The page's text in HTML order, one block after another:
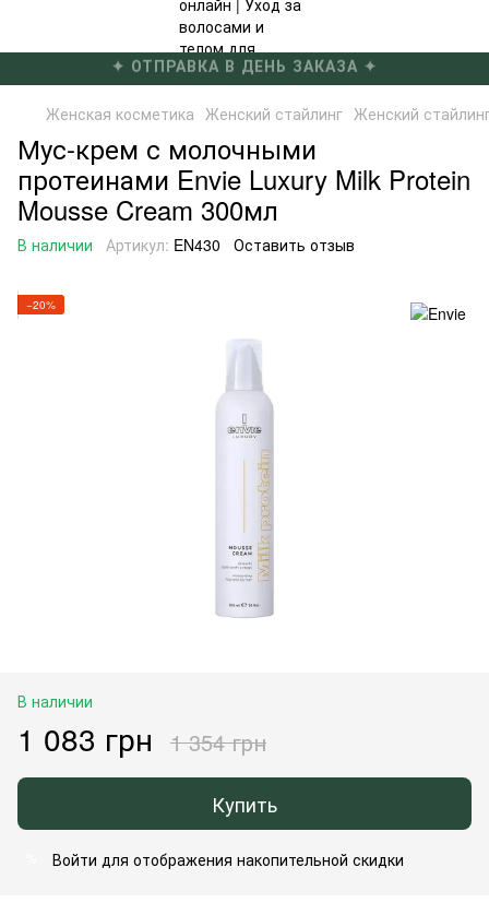
✦ ОТПРАВКА В ДЕНЬ ЗАКАЗА ✦
Женская косметика Женский стайлинг Женский
Мус-крем с молочными
протеинами Envie Luxury Milk Protein
Mousse Cream 300мл
В наличии Артикул: EN430 Оставить отзыв
−20%
В наличии
1 083 грн 1 354 грн
Купить
Войти для отображения накопительной скидки